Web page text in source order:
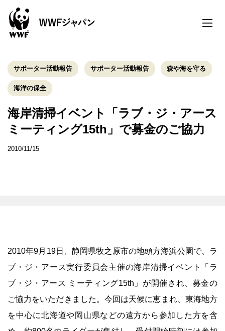
toggle
サポーター活動報告 サポーター活動報告 森や海を守る
海洋の保全
海岸清掃イベント「ラブ・ジ・アース
ミーティング15th」で募金のご協力
2010/11/15
2010年9月19日、静岡県牧之原市の地頭方海浜公園で、ラ
ブ・ジ・アース実行委員会主催の海岸清掃イベント「ラ
ブ・ジ・アース ミーティング15th」が開催され、募金の
ご協力をいただきました。今回は天候に恵まれ、東海地方
を中心に北海道や岡山県などの遠方から参加した方を含